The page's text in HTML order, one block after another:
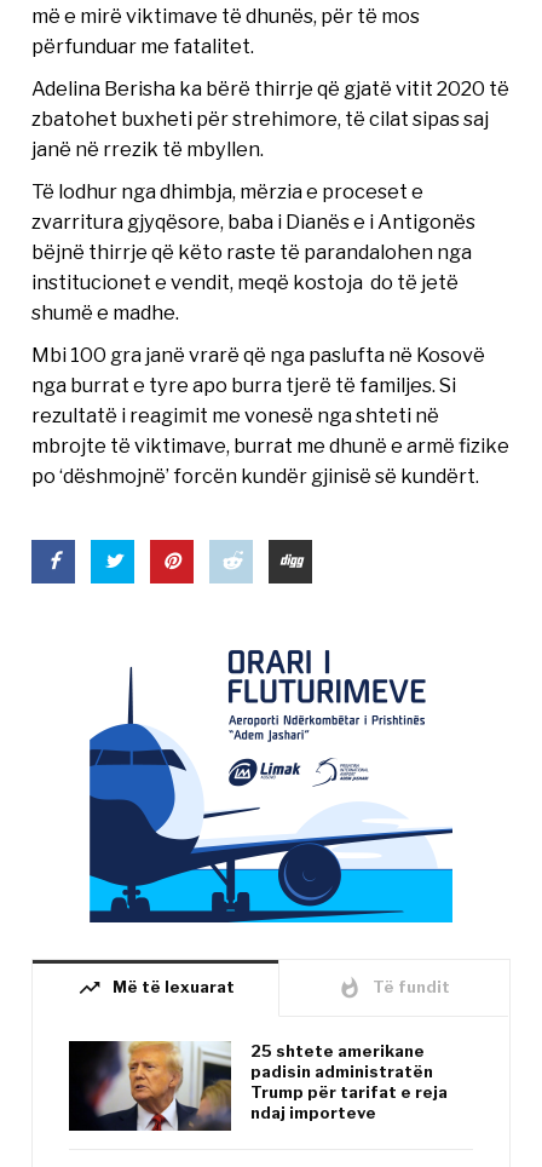
më e mirë viktimave të dhunës, për të mos
përfunduar me fatalitet.
Adelina Berisha ka bërë thirrje që gjatë vitit 2020 të
zbatohet buxheti për strehimore, të cilat sipas saj
janë në rrezik të mbyllen.
Të lodhur nga dhimbja, mërzia e proceset e
zvarritura gjyqësore, baba i Dianës e i Antigonës
bëjnë thirrje që këto raste të parandalohen nga
institucionet e vendit, meqë kostoja do të jetë
shumë e madhe.
Mbi 100 gra janë vrarë që nga paslufta në Kosovë
nga burrat e tyre apo burra tjerë të familjes. Si
rezultatë i reagimit me vonesë nga shteti në
mbrojte të viktimave, burrat me dhunë e armë fizike
po ‘dëshmojnë’ forcën kundër gjinisë së kundërt.
trending_up Më të lexuarat whatshot Të fundit
25 shtete amerikane
padisin administratën
Trump për tarifat e reja
ndaj importeve